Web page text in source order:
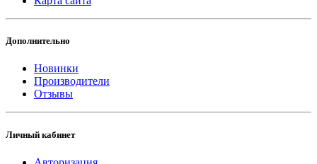
Дополнительно
Новинки
Производители
Отзывы
Личный кабинет